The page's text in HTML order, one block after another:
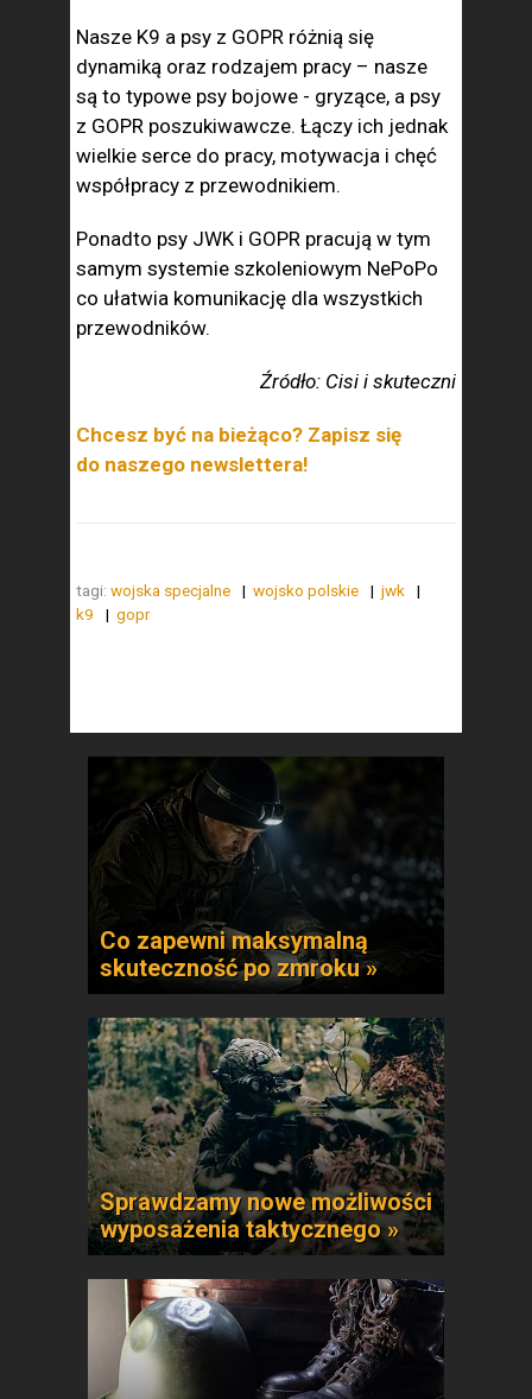
Nasze K9 a psy z GOPR różnią się
dynamiką oraz rodzajem pracy – nasze
są to typowe psy bojowe - gryzące, a psy
z GOPR poszukiwawcze. Łączy ich jednak
wielkie serce do pracy, motywacja i chęć
współpracy z przewodnikiem.
Ponadto psy JWK i GOPR pracują w tym
samym systemie szkoleniowym NePoPo
co ułatwia komunikację dla wszystkich
przewodników.
Źródło: Cisi i skuteczni
Chcesz być na bieżąco? Zapisz się
do naszego newslettera!
tagi: wojska specjalne wojsko polskie
jwk
k9
gopr
Co zapewni maksymalną
skuteczność po zmroku »
Sprawdzamy nowe możliwości
wyposażenia taktycznego »